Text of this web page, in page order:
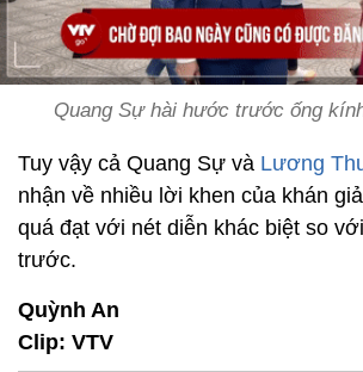
Quang Sự hài hước trước ống
Tuy vậy cả Quang Sự và Lương
nhận về nhiều lời khen của khán
quá đạt với nét diễn khác biệt so
trước.
Quỳnh An
Clip: VTV